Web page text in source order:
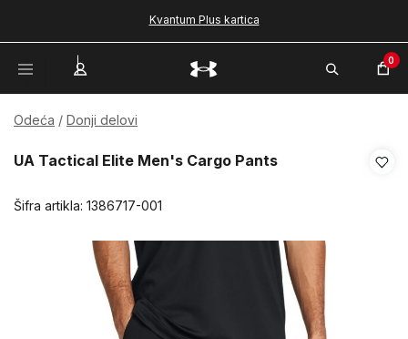
Kvantum Plus kartica
0
Odeća Donji delovi
UA Tactical Elite Men's Cargo Pants
Šifra artikla: 1386717-001